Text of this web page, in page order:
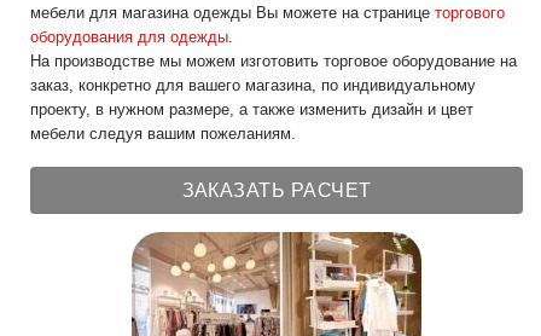
мебели для магазина одежды Вы можете на странице торгового
оборудования для одежды.
На производстве мы можем изготовить торговое оборудование на
заказ, конкретно для вашего магазина, по индивидуальному
проекту, в нужном размере, а также изменить дизайн и цвет
мебели следуя вашим пожеланиям.
ЗАКАЗАТЬ РАСЧЕТ